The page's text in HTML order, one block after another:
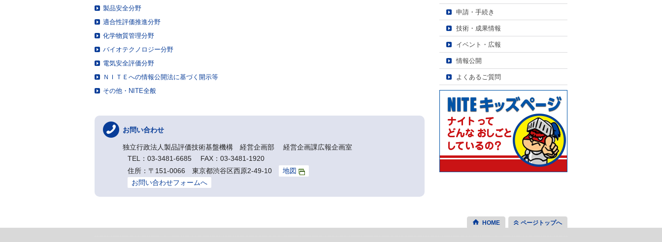
製品安全分野
適合性評価推進分野
化学物質管理分野
バイオテクノロジー分野
電気安全評価分野
ＮＩＴＥへの情報公開法に基づく開示等
その他・NITE全般
お問い合わせ
独立行政法人製品評価技術基盤機構 経営企画部 経営企画課広報企画室
TEL：03-3481-6685 FAX：03-3481-1920
住所：〒151-0066 東京都渋谷区西原2-49-10
地図
お問い合わせフォームへ
申請・手続き
技術・成果情報
イベント・広報
情報公開
よくあるご質問
HOME ページトップへ